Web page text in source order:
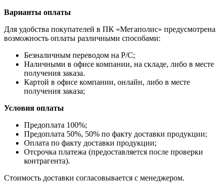
Варианты оплаты
Для удобства покупателей в ПК «Мегаполис» предусмотрена
возможность оплаты различными способами:
Безналичным переводом на Р/С;
Наличными в офисе компании, на складе, либо в месте
получения заказа.
Картой в офисе компании, онлайн, либо в месте
получения заказа;
Условия оплаты
Предоплата 100%;
Предоплата 50%, 50% по факту доставки продукции;
Оплата по факту доставки продукции;
Отсрочка платежа (предоставляется после проверки
контрагента).
Стоимость доставки согласовывается с менеджером.